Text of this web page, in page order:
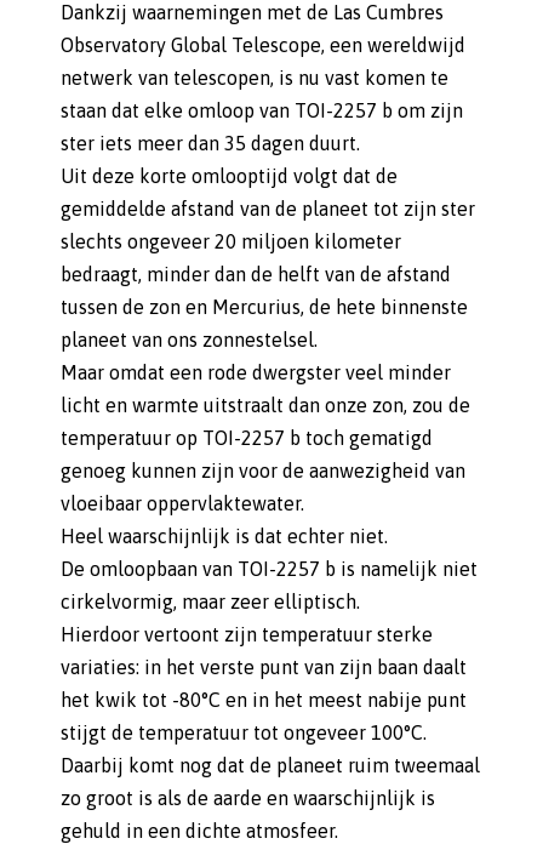
Dankzij waarnemingen met de Las Cumbres
Observatory Global Telescope, een wereldwijd
netwerk van telescopen, is nu vast komen te
staan dat elke omloop van TOI-2257 b om zijn
ster iets meer dan 35 dagen duurt.
Uit deze korte omlooptijd volgt dat de
gemiddelde afstand van de planeet tot zijn ster
slechts ongeveer 20 miljoen kilometer
bedraagt, minder dan de helft van de afstand
tussen de zon en Mercurius, de hete binnenste
planeet van ons zonnestelsel.
Maar omdat een rode dwergster veel minder
licht en warmte uitstraalt dan onze zon, zou de
temperatuur op TOI-2257 b toch gematigd
genoeg kunnen zijn voor de aanwezigheid van
vloeibaar oppervlaktewater.
Heel waarschijnlijk is dat echter niet.
De omloopbaan van TOI-2257 b is namelijk niet
cirkelvormig, maar zeer elliptisch.
Hierdoor vertoont zijn temperatuur sterke
variaties: in het verste punt van zijn baan daalt
het kwik tot -80°C en in het meest nabije punt
stijgt de temperatuur tot ongeveer 100°C.
Daarbij komt nog dat de planeet ruim tweemaal
zo groot is als de aarde en waarschijnlijk is
gehuld in een dichte atmosfeer.